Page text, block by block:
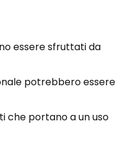
essere sfruttati da
potrebbero essere
che portano a un uso